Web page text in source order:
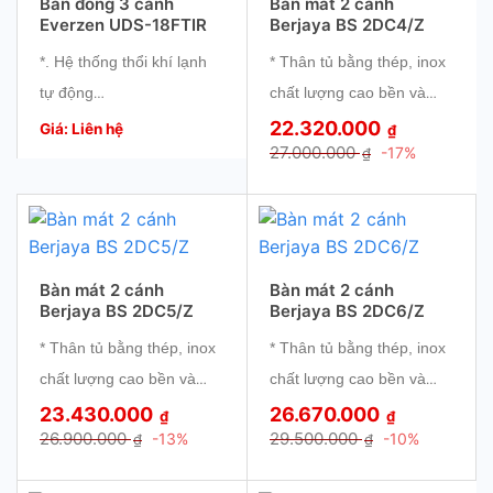
* Cửa rời có thể tháo ra
thuận tiện làm vệ sinh.
* Toàn bộ hệ thống được
điều khiển và kiểm soát
* Cửa rời có thể tháo ra
thuận tiện làm vệ sinh.
* Toàn bộ hệ thống được
điều khiển và kiểm soát
bằng vi điều khiển tự
Everzen UDS-18FTIR
*. Hệ thống thổi khí lạnh
tự động
*. Hệ thống cửa từ bằng
xước
*. Hệ thống rã đông tự
động giúp tiết kiệm năng
lượng.
*. Công suất tối thiểu để
tránh ngưng tụ ở mức
năng lượng thấp nhất
Giá: Liên hệ
Berjaya BS 2DC4/Z
* Thân tủ bằng thép, inox
chất lượng cao bền và
đẹp.
* Giàn lạnh bằng đồng
cao.
* Quạt thổi khí đảm bảo
* Cửa rời có thể tháo ra
thuận tiện làm vệ sinh.
* Toàn bộ hệ thống được
bằng vi điều khiển tự
22.320.000 ₫
27.000.000₫ -17%
Bàn mát 2 cánh
Berjaya BS 2DC5/Z
* Thân tủ bằng thép, inox
chất lượng cao bền và
đẹp.
* Giàn lạnh bằng đồng
23.430.000 ₫
26.900.000₫ -13%
Bàn mát 2 cánh
Berjaya BS 2DC6/Z
* Thân tủ bằng thép, inox
chất lượng cao bền và
đẹp.
* Giàn lạnh bằng đồng
26.670.000 ₫
29.500.000₫ -10%